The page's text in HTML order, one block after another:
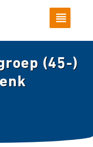
(45-)